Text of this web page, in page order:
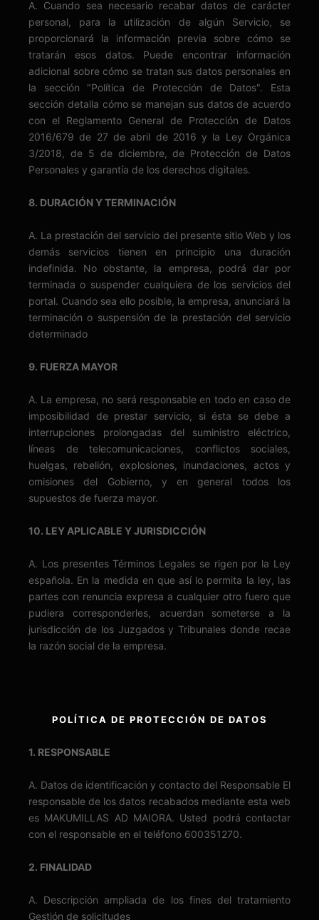
A. Cuando sea necesario recabar datos de carácter
personal, para la utilización de algún Servicio, se
proporcionará la información previa sobre cómo se
tratarán esos datos. Puede encontrar información
adicional sobre cómo se tratan sus datos personales en
la sección "Política de Protección de Datos". Esta
sección detalla cómo se manejan sus datos de acuerdo
con el Reglamento General de Protección de Datos
2016/679 de 27 de abril de 2016 y la Ley Orgánica
3/2018, de 5 de diciembre, de Protección de Datos
Personales y garantía de los derechos digitales.
8. DURACIÓN Y TERMINACIÓN
A. La prestación del servicio del presente sitio Web y los
demás servicios tienen en principio una duración
indefinida. No obstante, la empresa, podrá dar por
terminada o suspender cualquiera de los servicios del
portal. Cuando sea ello posible, la empresa, anunciará la
terminación o suspensión de la prestación del servicio
determinado
9. FUERZA MAYOR
A. La empresa, no será responsable en todo en caso de
imposibilidad de prestar servicio, si ésta se debe a
interrupciones prolongadas del suministro eléctrico,
líneas de telecomunicaciones, conflictos sociales,
huelgas, rebelión, explosiones, inundaciones, actos y
omisiones del Gobierno, y en general todos los
supuestos de fuerza mayor.
10. LEY APLICABLE Y JURISDICCIÓN
A. Los presentes Términos Legales se rigen por la Ley
española. En la medida en que así lo permita la ley, las
partes con renuncia expresa a cualquier otro fuero que
pudiera corresponderles, acuerdan someterse a la
jurisdicción de los Juzgados y Tribunales donde recae
la razón social de la empresa.
POLÍTICA DE PROTECCIÓN DE DATOS
1. RESPONSABLE
A. Datos de identificación y contacto del Responsable El
responsable de los datos recabados mediante esta web
es MAKUMILLAS AD MAIORA. Usted podrá contactar
con el responsable en el teléfono 600351270.
2. FINALIDAD
A. Descripción ampliada de los fines del tratamiento
Gestión de solicitudes